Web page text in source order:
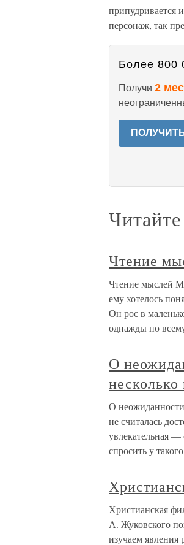
припудривается
персонаж, так
Более 800
Получи 2
Чтение
Чтение мыслей
ему хотелось
Он рос в
однажды по
О
О неожиданности
не считалась
увлекательная
спросить у такого
Христианская
А. Жуковского
изучаем